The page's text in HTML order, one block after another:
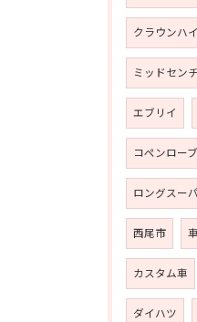
クラウンハ
ミッドセン
エブリイ
コペンローブ
ロングスー
西尾市
カスタム車
ダイハツ